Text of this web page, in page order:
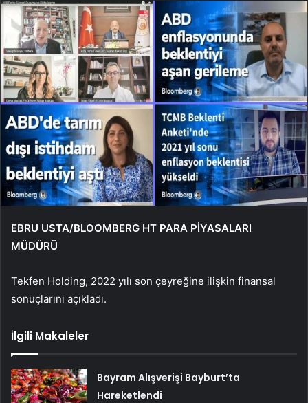
EBRU USTA/BLOOMBERG HT PARA PİYASALARI
MÜDÜRÜ
Tekfen Holding, 2022 yılı son çeyreğine ilişkin finansal
sonuçlarını açıkladı.
İlgili Makaleler
Bayram Alışverişi Bayburt’ta
Hareketlendi